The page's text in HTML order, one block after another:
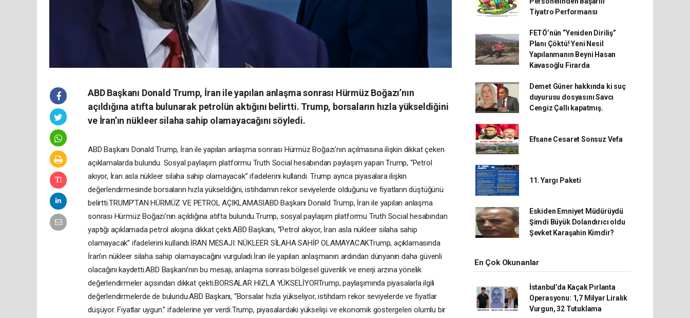
ABD Başkanı Donald Trump, İran ile yapılan anlaşma sonrası Hürmüz Boğazı’nın
açıldığına atıfta bulunarak petrolün aktığını belirtti. Trump, borsaların hızla yükseldiğini
ve İran’ın nükleer silaha sahip olamayacağını söyledi.
ABD Başkanı Donald Trump, İran ile yapılan anlaşma sonrası Hürmüz Boğazı’nın açılmasına ilişkin dikkat çeken
açıklamalarda bulundu. Sosyal paylaşım platformu Truth Social hesabından paylaşım yapan Trump, “Petrol
akıyor, İran asla nükleer silaha sahip olamayacak” ifadelerini kullandı. Trump ayrıca piyasalara ilişkin
değerlendirmesinde borsaların hızla yükseldiğini, istihdamın rekor seviyelerde olduğunu ve fiyatların düştüğünü
belirtti.TRUMP’TAN HÜRMÜZ VE PETROL AÇIKLAMASIABD Başkanı Donald Trump, İran ile yapılan anlaşma
sonrası Hürmüz Boğazı’nın açıldığına atıfta bulundu.Trump, sosyal paylaşım platformu Truth Social hesabından
yaptığı açıklamada petrol akışına dikkat çekti.ABD Başkanı, “Petrol akıyor, İran asla nükleer silaha sahip
olamayacak” ifadelerini kullandı.İRAN MESAJI: NÜKLEER SİLAHA SAHİP OLAMAYACAKTrump, açıklamasında
İran’ın nükleer silaha sahip olamayacağını vurguladı.İran ile yapılan anlaşmanın ardından dünyanın daha güvenli
olacağını kaydetti.ABD Başkanı’nın bu mesajı, anlaşma sonrası bölgesel güvenlik ve enerji arzına yönelik
değerlendirmeler açısından dikkat çekti.BORSALAR HIZLA YÜKSELİYORTrump, paylaşımında piyasalarla ilgili
değerlendirmelerde de bulundu.ABD Başkanı, “Borsalar hızla yükseliyor, istihdam rekor seviyelerde ve fiyatlar
düşüyor. Fiyatlar uygun.” ifadelerine yer verdi.Trump, piyasalardaki yükselişi ve ekonomik göstergeleri olumlu bir
Tiyatro Performansı
FETÖ’nün “Yeniden Diriliş”
Planı Çöktü! Yeni Nesil
Yapılanmanın Beyni Hasan
Kavasoğlu Firarda
Demet Güner hakkında ki suç
duyurusu dosyasını Savcı
Cengiz Çallı kapatmış.
Efsane Cesaret Sonsuz Vefa
11. Yargı Paketi
Eskiden Emniyet Müdürüydü
Şimdi Büyük Dolandırıcı oldu
Şevket Karaşahin Kimdir?
En Çok Okunanlar
İstanbul’da Kaçak Pırlanta
Operasyonu: 1,7 Milyar Liralık
Vurgun, 32 Tutuklama